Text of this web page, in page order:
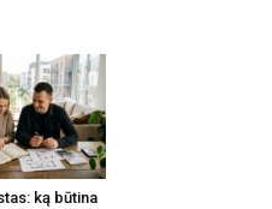
ką būtina